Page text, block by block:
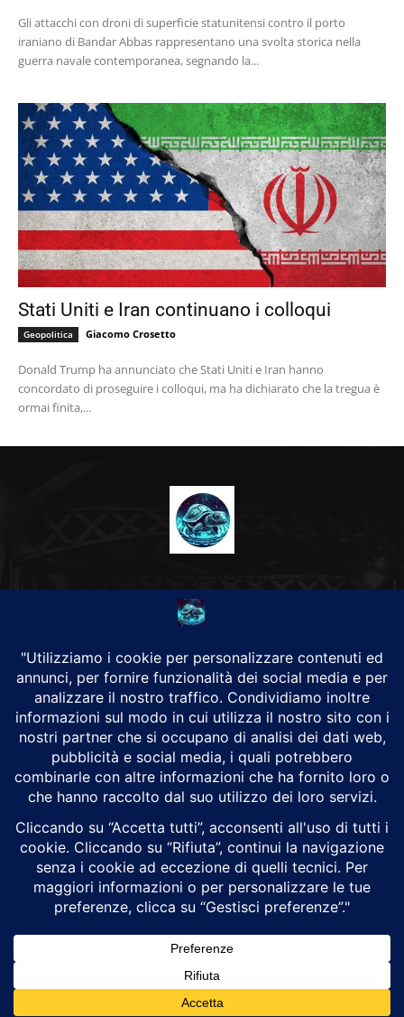
Gli attacchi con droni di superficie statunitensi contro il porto
iraniano di Bandar Abbas rappresentano una svolta storica nella
guerra navale contemporanea, segnando la...
Stati Uniti e Iran continuano i colloqui
Geopolitica Giacomo Crosetto
Donald Trump ha annunciato che Stati Uniti e Iran hanno
concordato di proseguire i colloqui, ma ha dichiarato che la tregua è
ormai finita,...
CHI SIAMO
Alground Geopolitica e Cyberwarfare.
Da una idea di Brunilde Trizio
Alground fa parte del Gruppo Trizio
SEGUICI
Alground - Testata di Art Consulting - P.iva 02701880995 - Genova -
Cyberwarfare